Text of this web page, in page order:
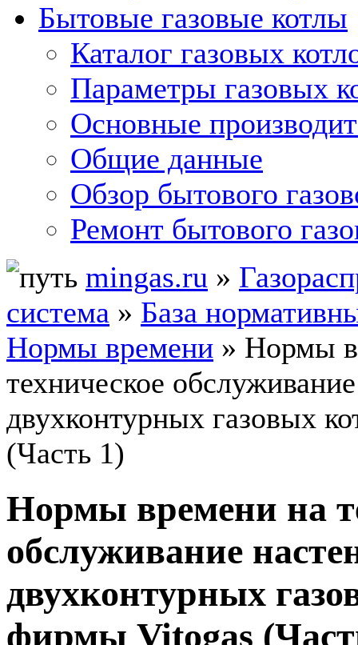
Бытовые газовые котлы
Каталог газовых
Параметры газовых
Основные
Общие данные
Обзор бытового
Ремонт бытового
mingas.ru »
система » База
Нормы времени » Нормы
техническое
двухконтурных газовых
(Часть 1)
Нормы времени на
обслуживание
двухконтурных
фирмы Vitogas